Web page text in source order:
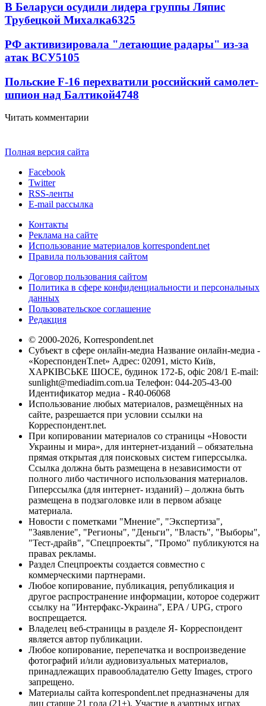
В Беларуси осудили лидера группы Ляпис
Трубецкой Михалка6325
РФ активизировала "летающие радары" из-за
атак ВСУ5105
Польские F-16 перехватили российский самолет-
шпион над Балтикой4748
Читать комментарии
Полная версия сайта
Facebook
Twitter
RSS-ленты
E-mail рассылка
Контакты
Реклама на сайте
Использование материалов korrespondent.net
Правила пользования сайтом
Договор пользования сайтом
Политика в сфере конфиденциальности и персональных
данных
Пользовательское соглашение
Редакция
© 2000-2026, Korrespondent.net
Субъект в сфере онлайн-медиа Название онлайн-медиа -
«КореспонденТ.net» Адрес: 02091, місто Київ,
ХАРКІВСЬКЕ ШОСЕ, будинок 172-Б, офіс 208/1 E-mail:
sunlight@mediadim.com.ua Телефон: 044-205-43-00
Идентификатор медиа - R40-06068
Использование любых материалов, размещённых на
сайте, разрешается при условии ссылки на
Корреспондент.net.
При копировании материалов со страницы «Новости
Украины и мира», для интернет-изданий – обязательна
прямая открытая для поисковых систем гиперссылка.
Ссылка должна быть размещена в независимости от
полного либо частичного использования материалов.
Гиперссылка (для интернет- изданий) – должна быть
размещена в подзаголовке или в первом абзаце
материала.
Новости с пометками "Мнение", "Экспертиза",
"Заявление", "Регионы", "Деньги", "Власть", "Выборы",
"Тест-драйв", "Спецпроекты", "Промо" публикуются на
правах рекламы.
Раздел Спецпроекты создается совместно с
коммерческими партнерами.
Любое копирование, публикация, републикация и
другое распространение информации, которое содержит
ссылку на "Интерфакс-Украина", EPA / UPG, строго
воспрещается.
Владелец веб-страницы в разделе Я- Корреспондент
является автор публикации.
Любое копирование, перепечатка и воспроизведение
фотографий и/или аудиовизуальных материалов,
принадлежащих правообладателю Getty Images, строго
запрещено.
Материалы сайта korrespondent.net предназначены для
лиц старше 21 года (21+). Участие в азартных играх